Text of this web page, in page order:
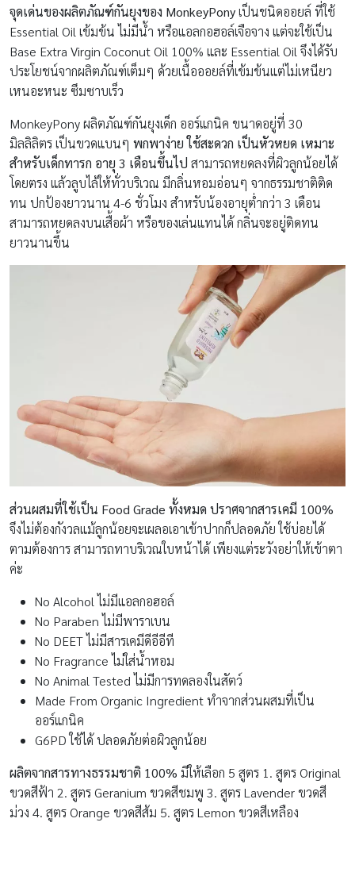
จุดเด่นของผลิตภัณฑ์กันยุงของ MonkeyPonyเป็นชนิดออยล์ ที่ใช้
Essential Oil เข้มข้น ไม่มีน้ำ หรือแอลกอฮอล์เจือจาง แต่จะใช้เป็น
Base Extra Virgin Coconut Oil 100% และ Essential Oil จึงได้รับ
ประโยชน์จากผลิตภัณฑ์เต็มๆ ด้วยเนื้อออยล์ที่เข้มข้นแต่ไม่เหนียว
เหนอะหนะ ซึมซาบเร็ว
MonkeyPony ผลิตภัณฑ์กันยุงเด็ก ออร์แกนิค ขนาดอยู่ที่ 30
มิลลิลิตร เป็นขวดแบนๆ พกพาง่าย ใช้สะดวก เป็นหัวหยด เหมาะ
สำหรับเด็กทารก อายุ 3 เดือนขึ้นไป สามารถหยดลงที่ผิวลูกน้อยได้
โดยตรง แล้วลูบไล้ให้ทั่วบริเวณ มีกลิ่นหอมอ่อนๆ จากธรรมชาติติด
ทน ปกป้องยาวนาน 4-6 ชั่วโมง สำหรับน้องอายุต่ำกว่า 3 เดือน
สามารถหยดลงบนเสื้อผ้า หรือของเล่นแทนได้ กลิ่นจะอยู่ติดทน
ยาวนานขึ้น
ส่วนผสมที่ใช้เป็น Food Grade ทั้งหมด ปราศจากสารเคมี 100%
จึงไม่ต้องกังวลแม้ลูกน้อยจะเผลอเอาเข้าปากก็ปลอดภัย ใช้บ่อยได้
ตามต้องการ สามารถทาบริเวณใบหน้าได้ เพียงแต่ระวังอย่าให้เข้าตา
ค่ะ
No Alcohol ไม่มีแอลกอฮอล์
No Paraben ไม่มีพาราเบน
No DEET ไม่มีสารเคมีดีอีอีที
No Fragrance ไม่ใส่น้ำหอม
No Animal Tested ไม่มีการทดลองในสัตว์
Made From Organic Ingredient ทำจากส่วนผสมที่เป็น
ออร์แกนิค
G6PD ใช้ได้ ปลอดภัยต่อผิวลูกน้อย
ผลิตจากสารทางธรรมชาติ 100% มีให้เลือก 5 สูตร 1. สูตร Original
ขวดสีฟ้า 2. สูตร Geranium ขวดสีชมพู 3. สูตร Lavender ขวดสี
ม่วง 4. สูตร Orange ขวดสีส้ม 5. สูตร Lemon ขวดสีเหลือง